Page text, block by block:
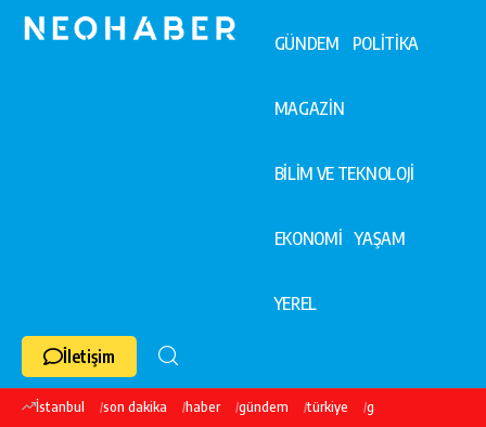
GÜNDEM POLİTİKA
MAGAZİN
BİLİM VE TEKNOLOJİ
EKONOMİ YAŞAM
YEREL
İletişim
İstanbul son dakika haber gündem türkiye galatasaray